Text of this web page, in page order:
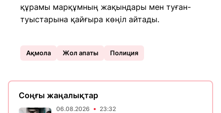
құрамы марқұмның жақындары мен туған-
туыстарына қайғыра көңіл айтады.
Ақмола Жол апаты Полиция
Соңғы жаңалықтар
06.08.2026 23:32